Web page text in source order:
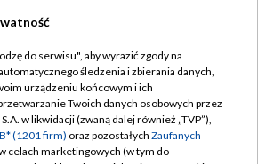
TVP
Regulamin TVP
Polityka prywatności
do serwisu", aby wyrazić zgody na
śledzenia i zbierania danych,
urządzeniu końcowym i ich
Twoich danych osobowych przez
w likwidacji (zwaną dalej również „TVP”),
(1201 firm) oraz pozostałych Zaufanych
celach marketingowych (w tym do